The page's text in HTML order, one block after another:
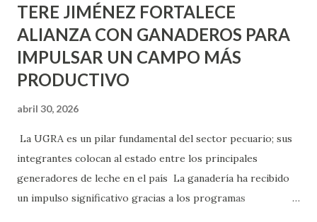
TERE JIMÉNEZ FORTALECE
ALIANZA CON GANADEROS PARA
IMPULSAR UN CAMPO MÁS
PRODUCTIVO
abril 30, 2026
La UGRA es un pilar fundamental del sector pecuario; sus
integrantes colocan al estado entre los principales
generadores de leche en el país La ganadería ha recibido
un impulso significativo gracias a los programas